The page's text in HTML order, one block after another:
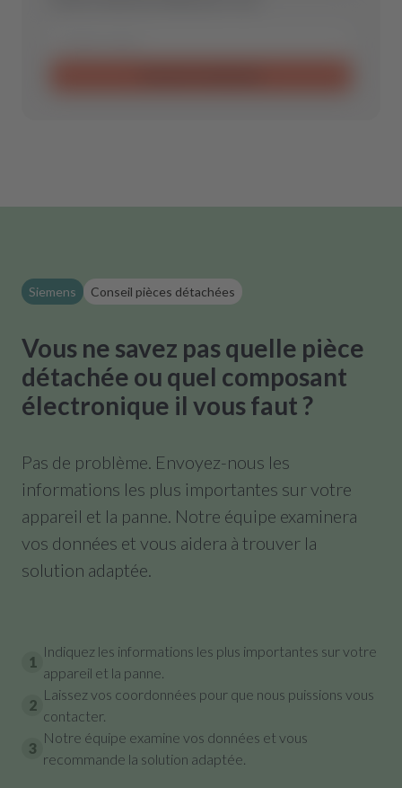
Siemens Conseil pièces détachées
Vous ne savez pas quelle pièce
détachée ou quel composant
électronique il vous faut ?
Pas de problème. Envoyez-nous les
informations les plus importantes sur votre
appareil et la panne. Notre équipe examinera
vos données et vous aidera à trouver la
solution adaptée.
1
Indiquez les informations les plus importantes sur votre
appareil et la panne.
2
Laissez vos coordonnées pour que nous puissions vous
contacter.
3
Notre équipe examine vos données et vous
recommande la solution adaptée.